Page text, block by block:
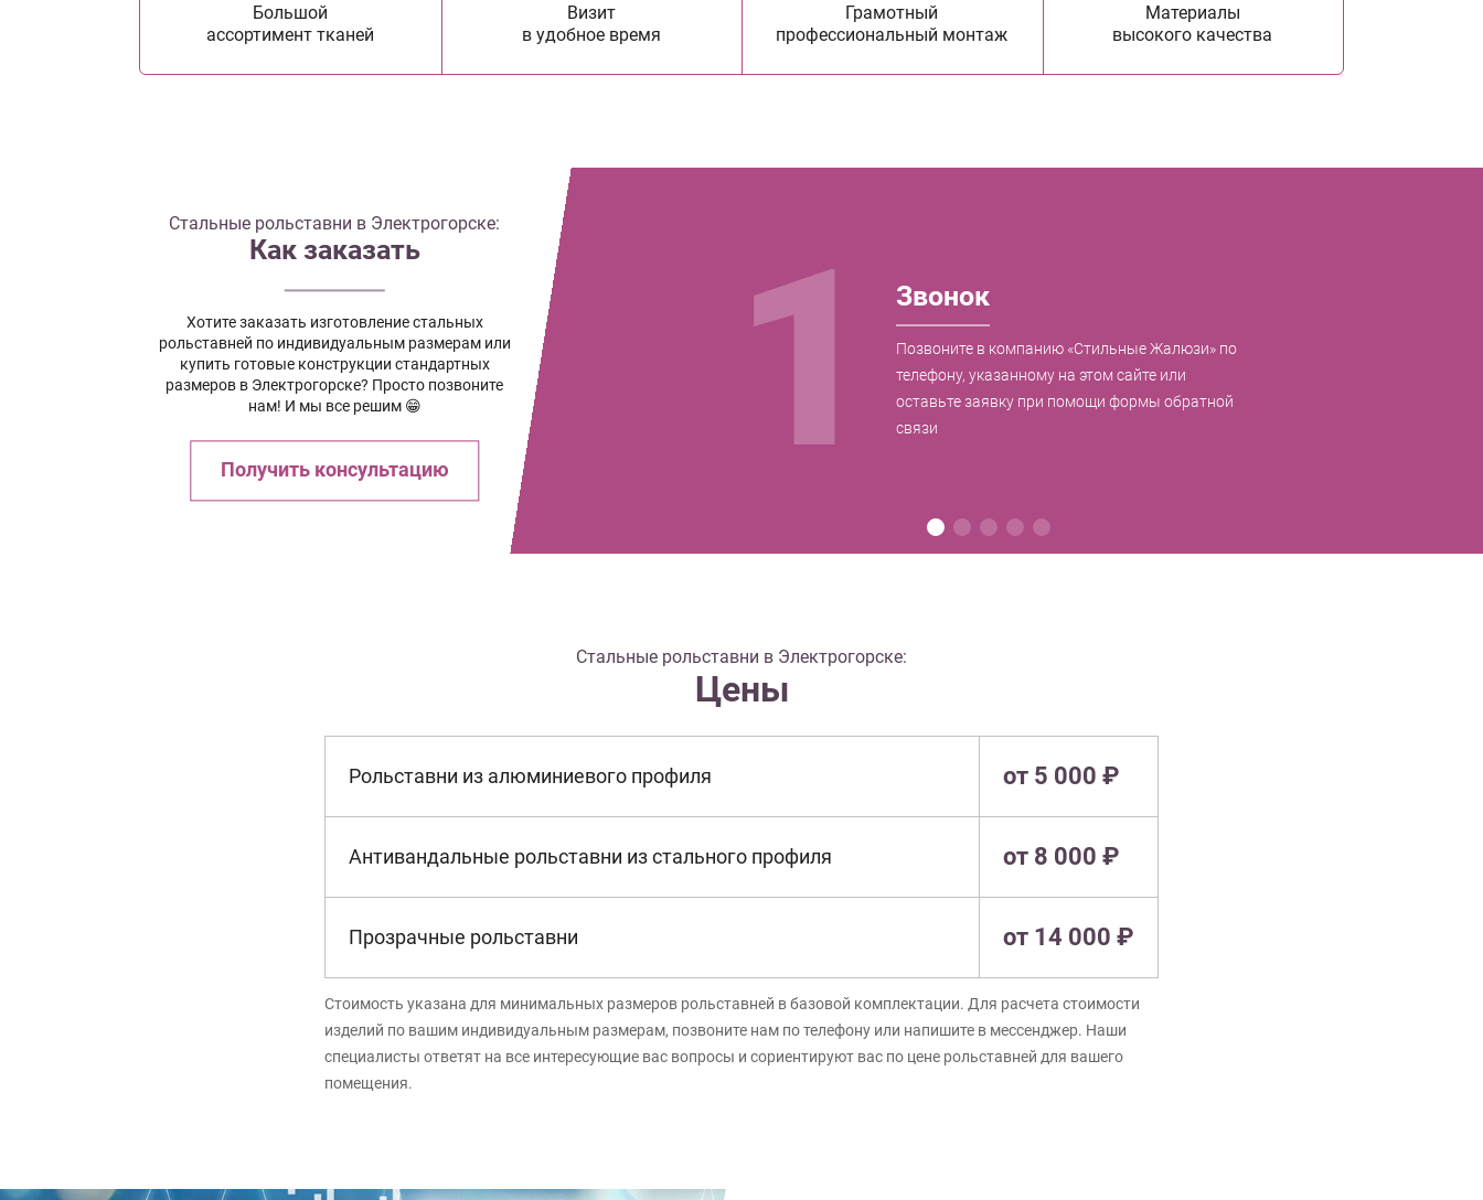
Большой
ассортимент тканей
Визит
в удобное время
Грамотный
профессиональный монтаж
Материалы
высокого качества
Стальные рольставни в Электрогорске:
Как заказать
Хотите заказать изготовление стальных
рольставней по индивидуальным размерам или
купить готовые конструкции стандартных
размеров в Электрогорске? Просто позвоните
нам! И мы все решим 😁
Получить консультацию 1 Звонок
Позвоните в компанию «Стильные Жалюзи» по
телефону, указанному на этом сайте или
оставьте заявку при помощи формы обратной
связи
Стальные рольставни в Электрогорске:
Цены
Рольставни из алюминиевого профиля от 5 000 ₽
Антивандальные рольставни из стального профиля от 8 000 ₽
Прозрачные рольставни от 14 000 ₽
Стоимость указана для минимальных размеров рольставней в базовой комплектации. Для расчета стоимости
изделий по вашим индивидуальным размерам, позвоните нам по телефону или напишите в мессенджер. Наши
специалисты ответят на все интересующие вас вопросы и сориентируют вас по цене рольставней для вашего
помещения.